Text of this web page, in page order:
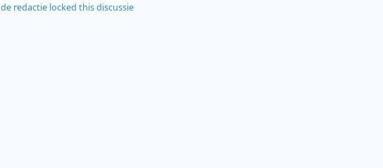
de redactie locked this discussie